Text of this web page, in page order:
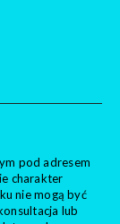
pod adresem
charakter
nie mogą być
lub